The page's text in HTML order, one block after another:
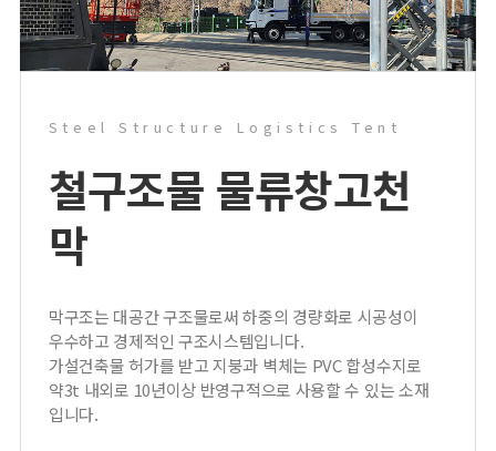
Steel Structure Logistics Tent
철구조물 물류창고천
막
막구조는 대공간 구조물로써 하중의 경량화로 시공성이
우수하고 경제적인 구조시스템입니다.
가설건축물 허가를 받고 지붕과 벽체는 PVC 합성수지로
약3t 내외로 10년이상 반영구적으로 사용할 수 있는 소재
입니다.